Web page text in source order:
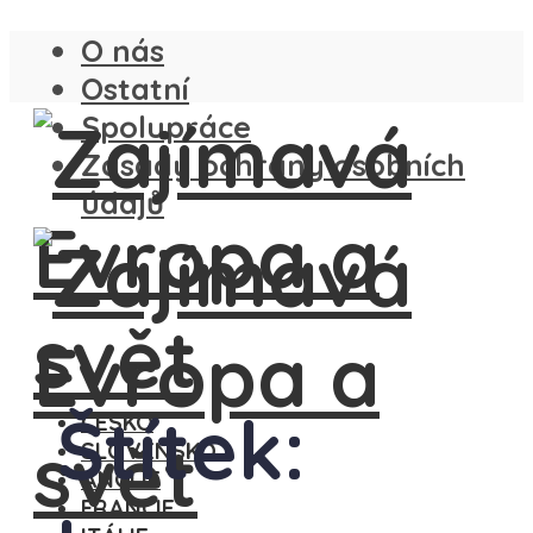
O nás
Ostatní
Spolupráce
Zásady ochrany osobních
údajů
ČESKO
SLOVENSKO
ANGLIE
FRANCIE
Štítek: